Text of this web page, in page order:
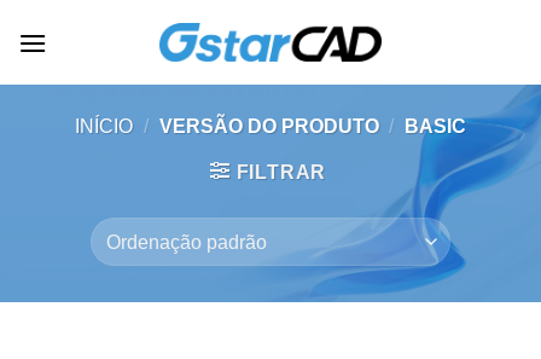
INÍCIO / VERSÃO DO PRODUTO / BASIC
FILTRAR